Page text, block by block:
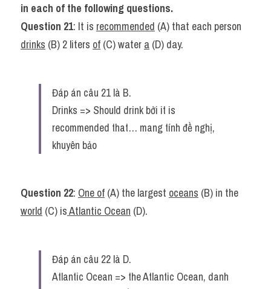
in each of the following questions.
Question 21: It is recommended
drinks (B) 2 liters of (C) water a (D) day.
Đáp án câu 21 là B.
Drinks => Should drink bởi it is
recommended that… mang tính đề nghị,
khuyên bảo
Question 22: One of (A) the largest oceans
world (C) is Atlantic Ocean (D).
Đáp án câu 22 là D.
Atlantic Ocean => the Atlantic Ocean, danh